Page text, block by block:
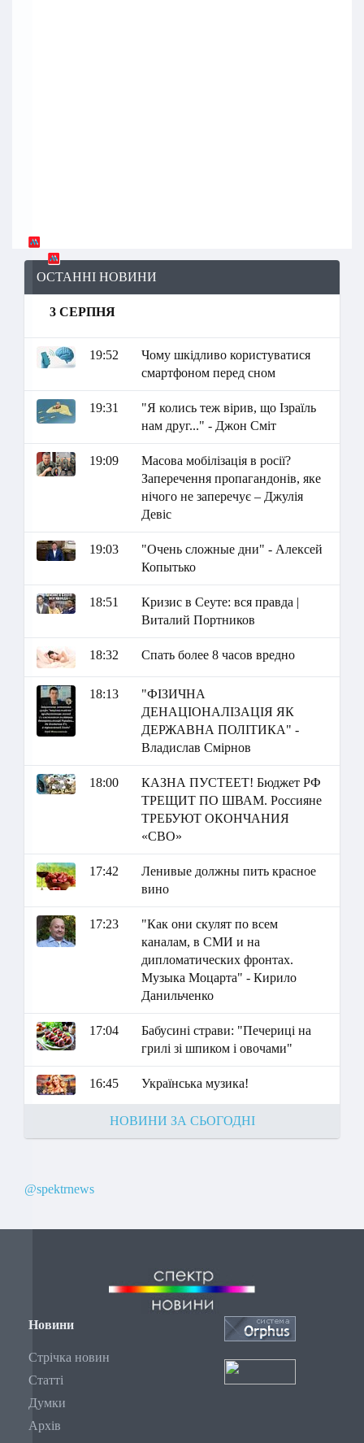
ОСТАННІ НОВИНИ
3 СЕРПНЯ
19:52
Чому шкідливо користуватися
смартфоном перед сном
19:31
"Я колись теж вірив, що Ізраїль
нам друг..." - Джон Сміт
19:09
Масова мобілізація в росії?
Заперечення пропагандонів, яке
нічого не заперечує – Джулія
Девіс
19:03
"Очень сложные дни" - Алексей
Копытько
18:51
Кризис в Сеуте: вся правда |
Виталий Портников
18:32 Спать более 8 часов вредно
18:13
"ФІЗИЧНА
ДЕНАЦІОНАЛІЗАЦІЯ ЯК
ДЕРЖАВНА ПОЛІТИКА" -
Владислав Смірнов
18:00
КАЗНА ПУСТЕЕТ! Бюджет РФ
ТРЕЩИТ ПО ШВАМ. Россияне
ТРЕБУЮТ ОКОНЧАНИЯ
«СВО»
17:42
Ленивые должны пить красное
вино
17:23
"Как они скулят по всем
каналам, в СМИ и на
дипломатических фронтах.
Музыка Моцарта" - Кирило
Данильченко
17:04
Бабусині страви: "Печериці на
грилі зі шпиком і овочами"
16:45 Українська музика!
НОВИНИ ЗА СЬОГОДНІ
@spektrnews
Новини
Стрічка новин
Статті
Думки
Архів